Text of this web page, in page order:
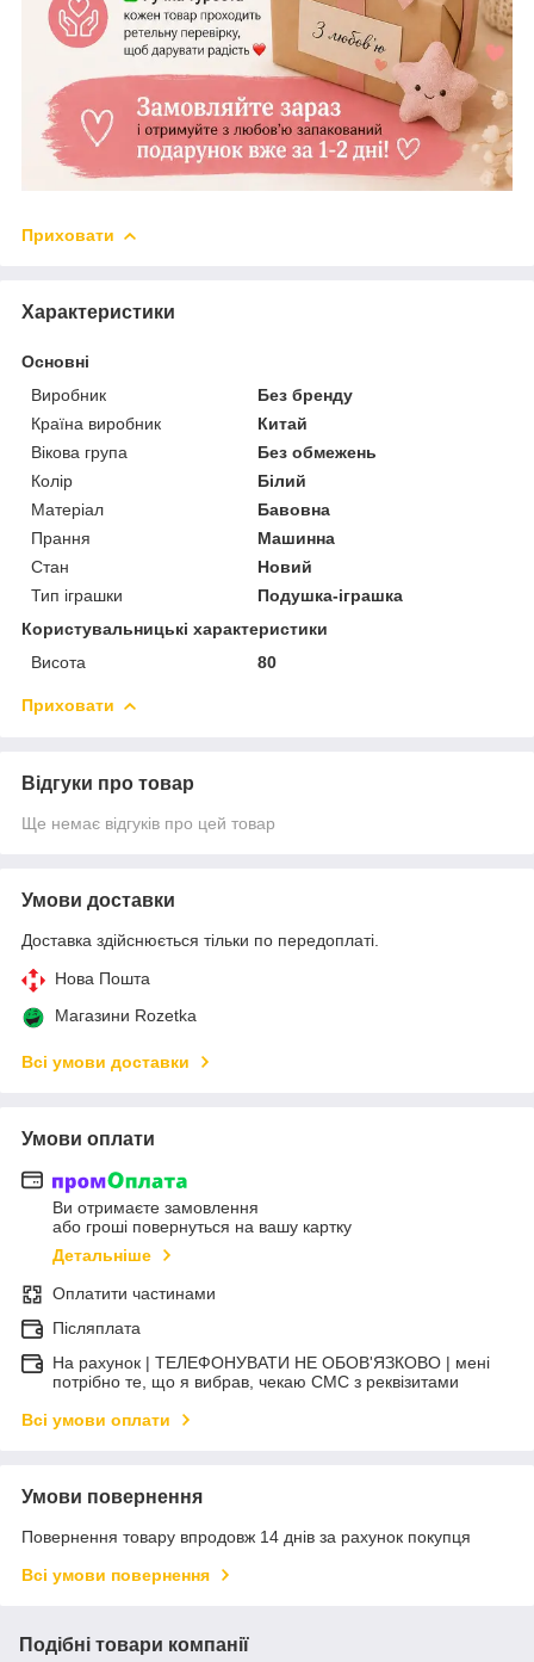
Приховати
Характеристики
Основні
Виробник
Без бренду
Країна виробник
Китай
Вікова група
Без обмежень
Колір
Білий
Матеріал
Бавовна
Прання
Машинна
Стан
Новий
Тип іграшки
Подушка-іграшка
Користувальницькі характеристики
Висота
80
Приховати
Відгуки про товар
Ще немає відгуків про цей товар
Умови доставки
Доставка здійснюється тільки по передоплаті.
Нова Пошта
Магазини Rozetka
Всі умови доставки
Умови оплати
Ви отримаєте замовлення
або гроші повернуться на вашу картку
Детальніше
Оплатити частинами
Післяплата
На рахунок | ТЕЛЕФОНУВАТИ НЕ ОБОВ'ЯЗКОВО | мені
потрібно те, що я вибрав, чекаю СМС з реквізитами
Всі умови оплати
Умови повернення
Повернення товару впродовж 14 днів за рахунок покупця
Всі умови повернення
Подібні товари компанії